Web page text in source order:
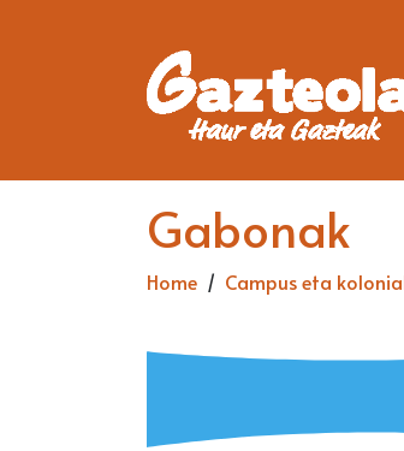
Gabonak
Home Campus eta